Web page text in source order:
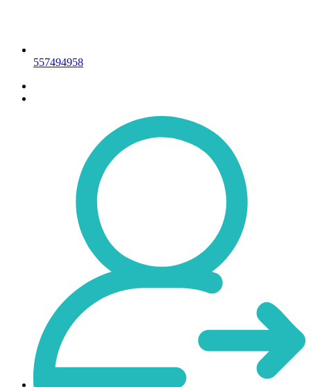
557494958